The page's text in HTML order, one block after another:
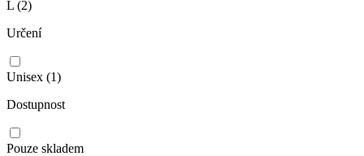
L (2)
Určení
Unisex (1)
Dostupnost
Pouze skladem